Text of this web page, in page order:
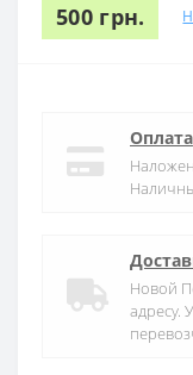
500 грн.
Оплата
Новой
адресу.